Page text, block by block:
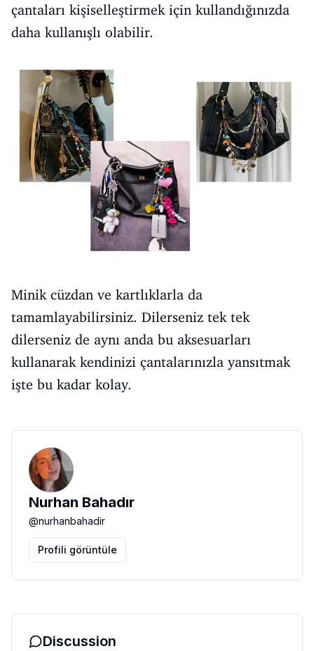
çantaları kişiselleştirmek için kullandığınızda
daha kullanışlı olabilir.
Minik cüzdan ve kartlıklarla da
tamamlayabilirsiniz. Dilerseniz tek tek
dilerseniz de aynı anda bu aksesuarları
kullanarak kendinizi çantalarınızla yansıtmak
işte bu kadar kolay.
Nurhan Bahadır
@nurhanbahadir
Profili görüntüle
Discussion